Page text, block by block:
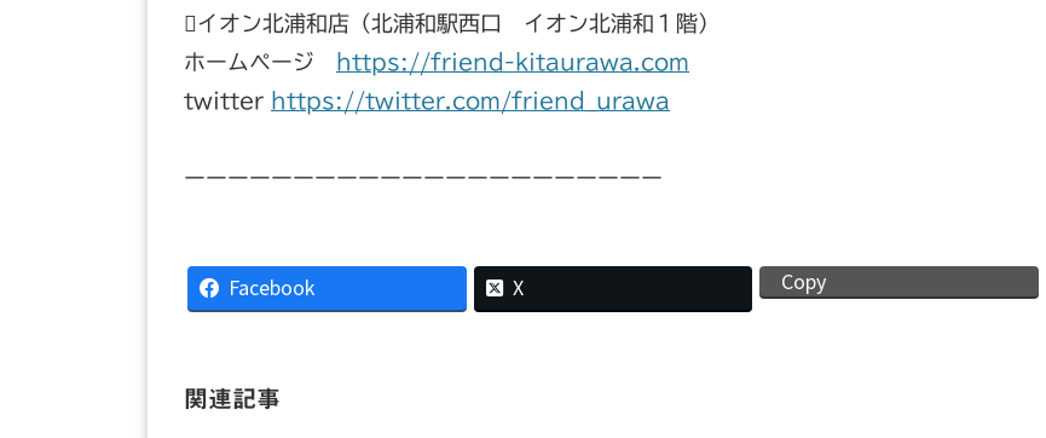
イオン北浦和店（北浦和駅西口 イオン北浦和１階）
ホームページ
https://friend-kitaurawa.com
twitter https://twitter.com/friend_urawa
ーーーーーーーーーーーーーーーーーーーーーー
Facebook X Copy
関連記事